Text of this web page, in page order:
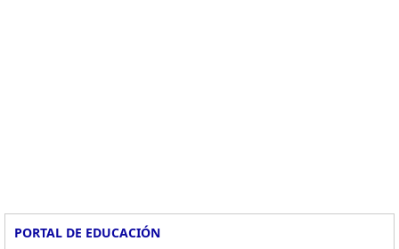
PORTAL DE EDUCACIÓN